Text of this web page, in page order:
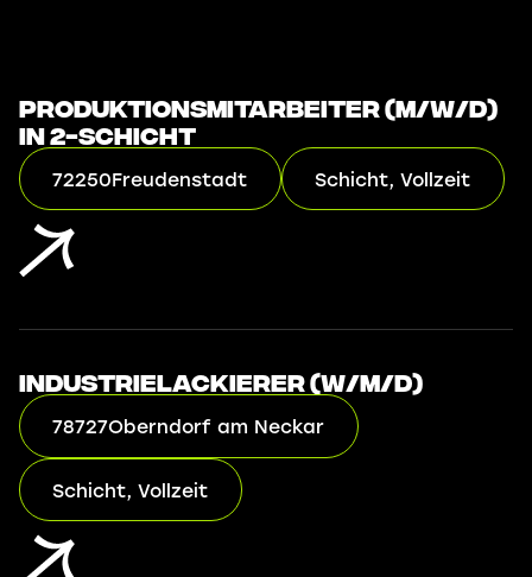
Produktionsmitarbeiter (m/w/d)
in 2-Schicht
72250Freudenstadt Schicht, Vollzeit
Industrielackierer (w/m/d)
78727Oberndorf am Neckar
Schicht, Vollzeit